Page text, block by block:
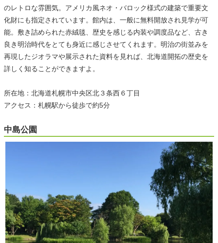
のレトロな雰囲気。アメリカ風ネオ・バロック様式の建築で重要文
化財にも指定されています。館内は、一般に無料開放され見学が可
能。敷き詰められた赤絨毯、歴史を感じる内装や調度品など、古き
良き明治時代をとても身近に感じさせてくれます。明治の街並みを
再現したジオラマや展示された資料を見れば、北海道開拓の歴史を
詳しく知ることができますよ。
所在地：北海道札幌市中央区北３条西６丁目
アクセス：札幌駅から徒歩で約5分
中島公園